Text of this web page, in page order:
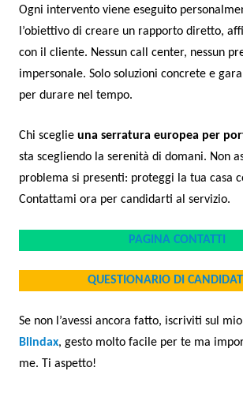
Ogni intervento viene eseguito
l’obiettivo di creare un rapporto diretto,
con il cliente. Nessun call center, nessun
impersonale. Solo soluzioni concrete e
per durare nel tempo.
Chi sceglieuna serratura europea per
sta scegliendo la serenità di domani. Non
problema si presenti: proteggi la tua casa
Contattami ora per candidarti al servizio.
PAGINA CONTATTI
QUESTIONARIO DI
Se non l’avessi ancora fatto, iscriviti sul
Blindax, gesto molto facile per te ma
me. Ti aspetto!